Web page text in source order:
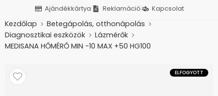
Ajándékkártya Reklamáció Kapcsolat
Kezdőlap
Betegápolás, otthonápolás
Diagnosztikai eszközök
Lázmérők
MEDISANA HŐMÉRŐ MIN -10 MAX +50 HG100
ELFOGYOTT